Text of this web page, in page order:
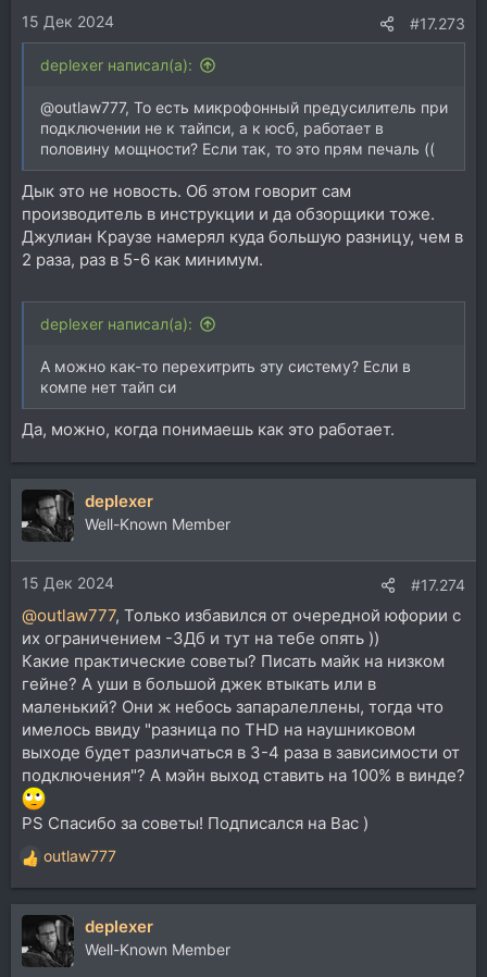
15 Дек 2024 #17.273
deplexer написал(а):
@outlaw777, То есть микрофонный предусилитель при
подключении не к тайпси, а к юсб, работает в
половину мощности? Если так, то это прям печаль ((
Дык это не новость. Об этом говорит сам
производитель в инструкции и да обзорщики тоже.
Джулиан Краузе намерял куда большую разницу, чем в
2 раза, раз в 5-6 как минимум.
deplexer написал(а):
А можно как-то перехитрить эту систему? Если в
компе нет тайп си
Да, можно, когда понимаешь как это работает.
deplexer
Well-Known Member
15 Дек 2024 #17.274
@outlaw777, Только избавился от очередной юфории с
их ограничением -3Дб и тут на тебе опять ))
Какие практические советы? Писать майк на низком
гейне? А уши в большой джек втыкать или в
маленький? Они ж небось запаралеллены, тогда что
имелось ввиду "разница по THD на наушниковом
выходе будет различаться в 3-4 раза в зависимости от
подключения"? А мэйн выход ставить на 100% в винде?
PS Спасибо за советы! Подписался на Вас )
Р
е
а
ц
и
outlaw777
deplexer
Well-Known Member